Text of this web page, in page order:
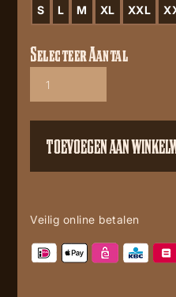
S L M XL XXL
Straight
aantal
Selecteer Aantal
TOEVOEGEN AAN
Veilig online betalen